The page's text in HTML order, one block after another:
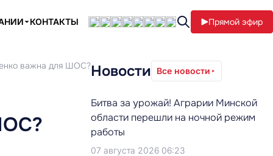
КОНТАКТЫ Прямой эфир
важна для ШОС?Новости Все новости
Битва за урожай! Аграрии Минской
области перешли на ночной режим
работы
07 августа 2026 06:23